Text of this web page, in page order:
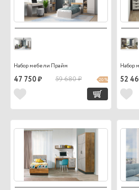
Набор мебели Прайм
47 750 ₽ 59 680 ₽ 20 %
Набор
52